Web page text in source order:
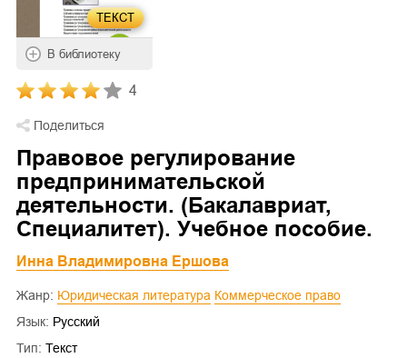
ТЕКСТ
В библиотеку
4
Поделиться
Правовое регулирование
предпринимательской
деятельности. (Бакалавриат,
Специалитет). Учебное пособие.
Инна Владимировна Ершова
Жанр: Юридическая литература
Коммерческое право
Язык: Русский
Тип: Текст